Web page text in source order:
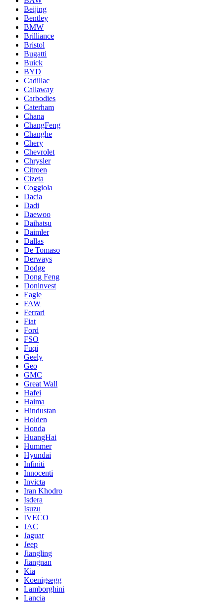
Beijing
Bentley
BMW
Brilliance
Bristol
Bugatti
Buick
BYD
Cadillac
Callaway
Carbodies
Caterham
Chana
ChangFeng
Changhe
Chery
Chevrolet
Chrysler
Citroen
Cizeta
Coggiola
Dacia
Dadi
Daewoo
Daihatsu
Daimler
Dallas
De Tomaso
Derways
Dodge
Dong Feng
Doninvest
Eagle
FAW
Ferrari
Fiat
Ford
FSO
Fuqi
Geely
Geo
GMC
Great Wall
Hafei
Haima
Hindustan
Holden
Honda
HuangHai
Hummer
Hyundai
Infiniti
Innocenti
Invicta
Iran Khodro
Isdera
Isuzu
IVECO
JAC
Jaguar
Jeep
Jiangling
Jiangnan
Kia
Koenigsegg
Lamborghini
Lancia